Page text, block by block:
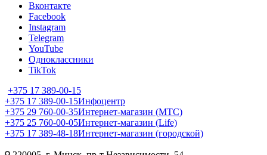
Вконтакте
Facebook
Instagram
Telegram
YouTube
Одноклассники
TikTok
+375 17 389-00-15
+375 17 389-00-15Инфоцентр
+375 29 760-00-35Интернет-магазин (МТС)
+375 25 760-00-05Интернет-магазин (Life)
+375 17 389-48-18Интернет-магазин (городской)